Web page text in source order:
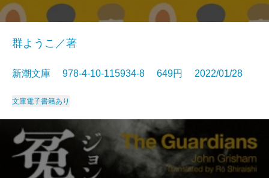
群ようこ／著
新潮文庫 978-4-10-115934-8 649円 2022/01/28
文庫電子書籍あり